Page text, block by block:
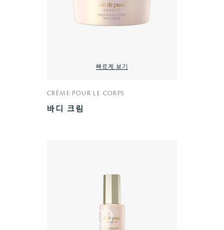
빠르게 보기
CRÈME POUR LE CORPS
바디 크림